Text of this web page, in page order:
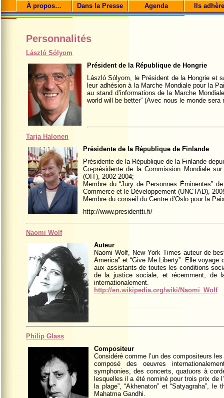
À propos… Dans la Presse Agenda Ils
Personnalités
László Sólyom
Président de la République de Hongrie
László Sólyom, le Président de la Hongrie et
leur adhésion à la Marche Mondiale pour la
au stand d’informations de la Marche
world will be better” (Avec nous le monde sera
Tarja Halonen
Présidente de la République de Finlande
Présidente de la République de la Finlande
Co-présidente de la Commission Mondiale
(OIT), 2002-2004;
Membre du “Jury de Personnes Éminentes”
Commerce et le Développement (UNCTAD),
Membre du conseil du Centre d’Oslo pour la
http://www.presidentti.fi/
Naomi Wolf
Auteur
Naomi Wolf, New York Times auteur de
America” et “Give Me Liberty”. Elle voyage
aux assistants de toutes les conditions
de la justice sociale, et récemment, de
internationalement.
http://en.wikipedia.org/wiki/Naomi_Wolf
Philip Glass
Compositeur
Considéré comme l’un des compositeurs
composé des oeuvres
symphonies, des concerts, quatuors à
lesquelles il a été nominé pour trois prix de
la plage”, “Akhenaton” et “Satyagraha”,
Mahatma Gandhi.